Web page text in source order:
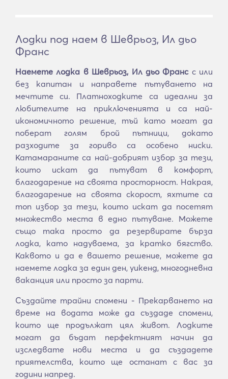
Лодки под наем в Шеврьоз, Ил дьо
Франс
Наемете лодка в Шеврьоз, Ил дьо Франсс или
без капитан и направете пътуването на
мечтите си. Платноходките са идеални за
любителите на приключенията и са най-
икономичното решение, тъй като могат да
поберат голям брой пътници, докато
разходите за гориво са особено ниски.
Катамараните са най-добрият избор за тези,
които искат да пътуват в комфорт,
благодарение на своята просторност. Накрая,
благодарение на своята скорост, яхтите са
топ избор за тези, които искат да посетят
множество места в едно пътуване. Можете
също така просто да резервирате бърза
лодка, като надуваема, за кратко бягство.
Каквото и да е вашето решение, можете да
наемете лодка за един ден, уикенд, многодневна
ваканция или просто за парти.
Създайте трайни спомени - Прекарването на
време на водата може да създаде спомени,
които ще продължат цял живот. Лодките
могат да бъдат перфектният начин да
изследвате нови места и да създадете
приятелства, които ще останат с вас за
години напред.